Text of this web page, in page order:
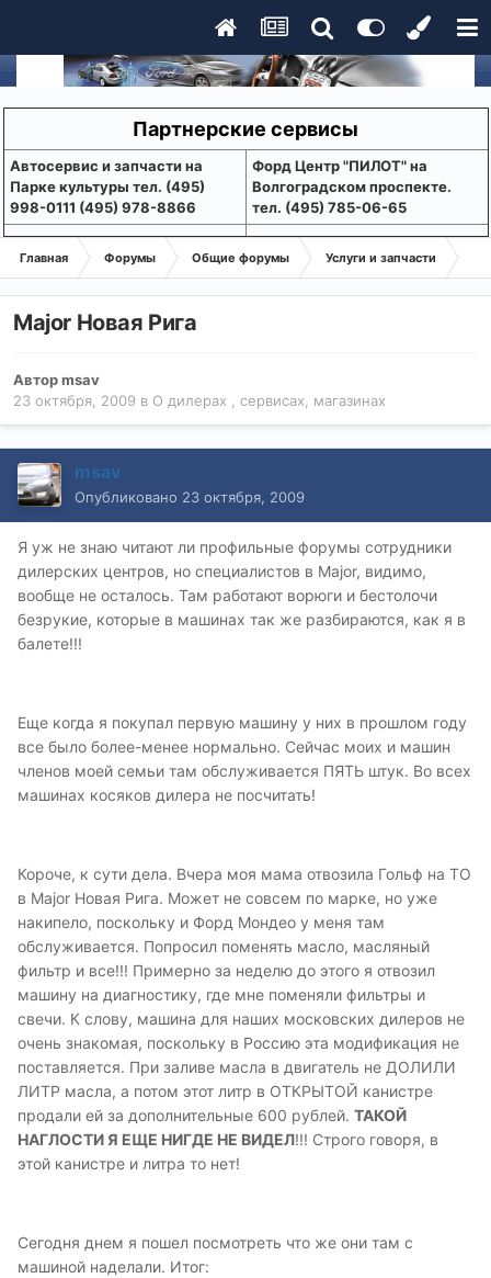
Партнерские сервисы
Aвтосервис и запчасти на
Парке культуры тел. (495)
998-0111 (495) 978-8866
Форд Центр "ПИЛОТ" на
Волгоградском проспекте.
тел. (495) 785-06-65
Главная Форумы Общие форумы Услуги и запчасти
Major Новая Рига
Авторmsav
23 октября, 2009 в О дилерах , сервисах, магазинах
msav
Опубликовано 23 октября, 2009
Я уж не знаю читают ли профильные форумы сотрудники
дилерских центров, но специалистов в Major, видимо,
вообще не осталось. Там работают ворюги и бестолочи
безрукие, которые в машинах так же разбираются, как я в
балете!!!
Еще когда я покупал первую машину у них в прошлом году
все было более-менее нормально. Сейчас моих и машин
членов моей семьи там обслуживается ПЯТЬ штук. Во всех
машинах косяков дилера не посчитать!
Короче, к сути дела. Вчера моя мама отвозила Гольф на ТО
в Major Новая Рига. Может не совсем по марке, но уже
накипело, поскольку и Форд Мондео у меня там
обслуживается. Попросил поменять масло, масляный
фильтр и все!!! Примерно за неделю до этого я отвозил
машину на диагностику, где мне поменяли фильтры и
свечи. К слову, машина для наших московских дилеров не
очень знакомая, поскольку в Россию эта модификация не
поставляется. При заливе масла в двигатель не ДОЛИЛИ
ЛИТР масла, а потом этот литр в ОТКРЫТОЙ канистре
продали ей за дополнительные 600 рублей. ТАКОЙ
НАГЛОСТИ Я ЕЩЕ НИГДЕ НЕ ВИДЕЛ!!! Строго говоря, в
этой канистре и литра то нет!
Сегодня днем я пошел посмотреть что же они там с
машиной наделали. Итог: